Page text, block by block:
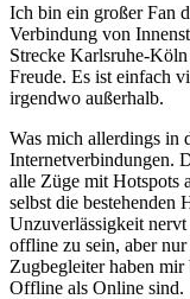
Ich bin ein großer Fan
Verbindung von
Strecke Karlsruhe-
Freude. Es ist einfach
irgendwo außerhalb.
Was mich allerdings in
Internetverbindungen.
alle Züge mit Hotspots
selbst die bestehenden
Unzuverlässigkeit nervt
offline zu sein, aber
Zugbegleiter haben mir
Offline als Online sind.